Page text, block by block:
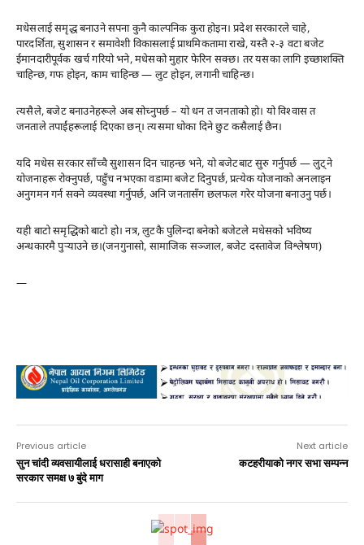
मधेसलाई समृद्ध बनाउने सपना कुनै काल्पनिक कुरा होइन। प्रदेश सरकारले चाहे,
पारदर्शिता, सुशासन र समावेशी विकासलाई प्राथमिकतामा राखे, यस्तै २-३ वटा बजेट
ईमानदारीपूर्वक खर्च गरियो भने, मधेसको मुहार फेरिन सक्छ। तर यसका लागि इच्छाशक्ति
चाहिन्छ, गफ होइन, काम चाहिन्छ — लुट होइन, लगानी चाहिन्छ।
त्यसैले, बजेट बनाउनेहरूले अब सोच्नुपर्छ – यो धन त जनताको हो। यो विश्वास त
जनताले तपाईंहरूलाई दिएका छन्। त्यसमा धोका दिने छुट कसैलाई छैन।
यदि मधेस सरकार साँच्चै सुशासन दिन चाहन्छ भने, यो बजेटबाट सुरु गर्नुपर्छ — लुट्ने
योजनाहरू रोक्नुपर्छ, पहुँच नभएका वडामा बजेट दिनुपर्छ, प्रत्येक योजनाको अनलाइन
अनुगमन गर्न सक्ने व्यवस्था गर्नुपर्छ, अनि जनतासँग छलफल गरेर योजना बनाउनु पर्छ।
यही बाटो समृद्धिको बाटो हो। नत्र, लुटकै पुलिन्दा बनेको बजेटले मधेसको भविष्य
अन्धकारमै पुर्‍याउने छ।(जनगुनासो, सामाजिक सञ्जाल, बजेट दस्तावेज विश्लेषण)
—
Previous article
सुन चांदी व्यवसायीलाई धरासाही बनाएको
सरकार समक्ष ७ बुंदे माग
Next article
कटहरीयाको नगर सभा सम्पन्न